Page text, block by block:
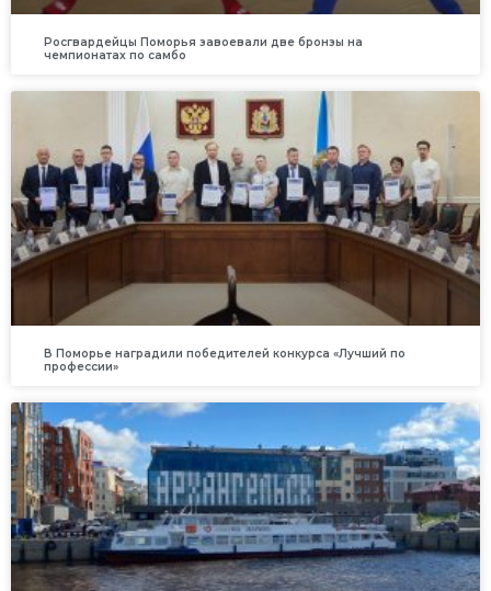
Росгвардейцы Поморья завоевали две бронзы на
чемпионатах по самбо
В Поморье наградили победителей конкурса «Лучший по
профессии»